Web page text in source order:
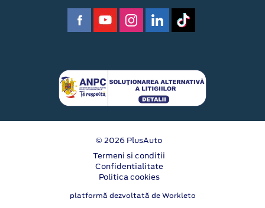
© 2026 PlusAuto
Termeni si conditii
Confidentialitate
Politica cookies
platformă dezvoltată de Workleto